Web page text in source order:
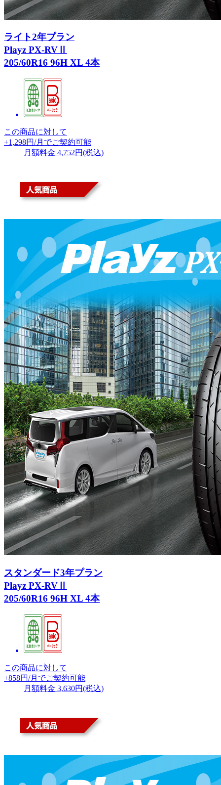
ライト2年プラン
Playz PX-RVⅡ
205/60R16 96H XL 4本
この商品に対して
+1,298円/月 でご契約可能
月額料金 4,752円(税込)
スタンダード3年プラン
Playz PX-RVⅡ
205/60R16 96H XL 4本
この商品に対して
+858円/月 でご契約可能
月額料金 3,630円(税込)